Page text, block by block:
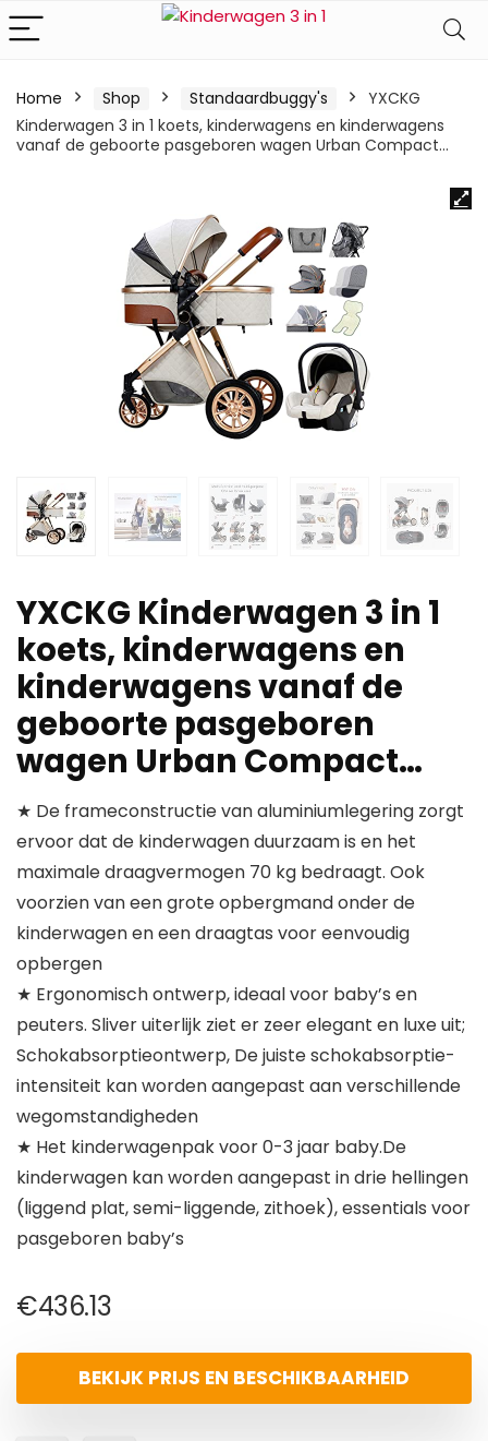
Home Shop Standaardbuggy's
YXCKG
Kinderwagen 3 in 1 koets, kinderwagens en kinderwagens
vanaf de geboorte pasgeboren wagen Urban Compact…
YXCKG Kinderwagen 3 in 1
koets, kinderwagens en
kinderwagens vanaf de
geboorte pasgeboren
wagen Urban Compact…
★ De frameconstructie van aluminiumlegering zorgt
ervoor dat de kinderwagen duurzaam is en het
maximale draagvermogen 70 kg bedraagt. Ook
voorzien van een grote opbergmand onder de
kinderwagen en een draagtas voor eenvoudig
opbergen
★ Ergonomisch ontwerp, ideaal voor baby’s en
peuters. Sliver uiterlijk ziet er zeer elegant en luxe uit;
Schokabsorptieontwerp, De juiste schokabsorptie-
intensiteit kan worden aangepast aan verschillende
wegomstandigheden
★ Het kinderwagenpak voor 0-3 jaar baby.De
kinderwagen kan worden aangepast in drie hellingen
(liggend plat, semi-liggende, zithoek), essentials voor
pasgeboren baby’s
€436.13
BEKIJK PRIJS EN BESCHIKBAARHEID